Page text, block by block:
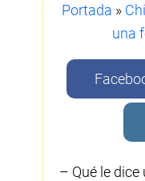
Portada »
una
– Qué le